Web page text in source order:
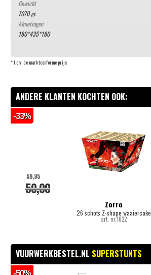
Gewicht
7070 gr.
Afmetingen
180*435*180
* t.o.v. de marktconforme prijs
ANDERE KLANTEN KOCHTEN OOK:
Zorro
26 schots Z-shape waaiercake
art. nr.1022
50,00
59,95
-33%
VUURWERKBESTEL.NL SUPERSTUNTS
-50%